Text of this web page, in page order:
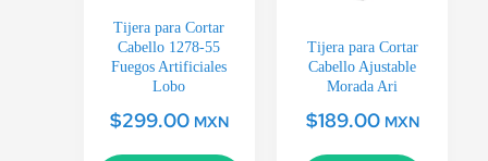
Tijera para Cortar
Cabello 1278-55
Fuegos Artificiales
Lobo
$299.00 MXN
Tijera para Cortar
Cabello Ajustable
Morada Ari
$189.00 MXN